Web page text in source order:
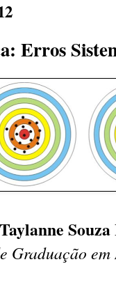
Erros
Graduação